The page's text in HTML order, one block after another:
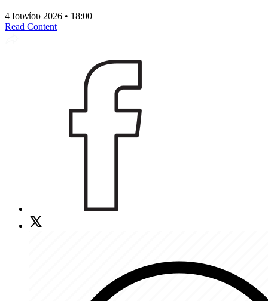
4 Ιουνίου 2026 • 18:00
Read Content